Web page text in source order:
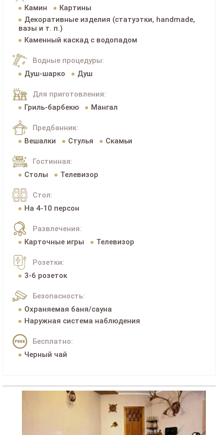
Камин
Картины
Декоративные изделия (статуэтки, handmade,
вазы и т. п.)
Каменный каскад с водопадом
Водные процедуры:
Душ-шарко
Душ
Для приготовления:
Гриль-барбекю
Мангал
Предбанник:
Вешалки
Стулья Скамьи
Гостинная:
Столы
Телевизор
Стол:
На 4-10 персон
Развлечения:
Карточные игры
Телевизор
Розетки:
3-6 розеток
Безопасность:
Охраняемая баня/сауна
Наружная система наблюдения
Бесплатно:
Черный чай